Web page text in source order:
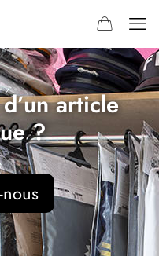
article
?